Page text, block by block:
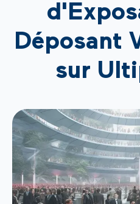
Déposant
sur